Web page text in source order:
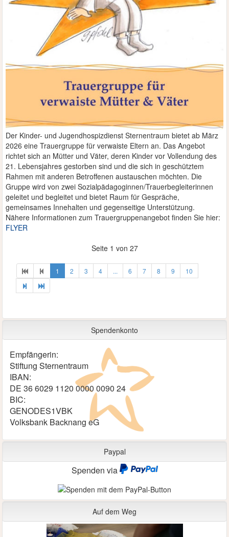
Der Kinder- und Jugendhospizdienst Sternentraum bietet ab März
2026 eine Trauergruppe für verwaiste Eltern an. Das Angebot
richtet sich an Mütter und Väter, deren Kinder vor Vollendung des
21. Lebensjahres gestorben sind und die sich in geschütztem
Rahmen mit anderen Betroffenen austauschen möchten. Die
Gruppe wird von zwei Sozialpädagoginnen/Trauerbegleiterinnen
geleitet und begleitet und bietet Raum für Gespräche,
gemeinsames Innehalten und gegenseitige Unterstützung.
Nähere Informationen zum Trauergruppenangebot finden Sie hier:
FLYER
Seite 1 von 27
1 2 3 4 ... 6 7 8 9 10
Spendenkonto
Empfängerin:
Stiftung Sternentraum
IBAN:
DE 36 6029 1120 0000 0090 24
BIC:
GENODES1VBK
Volksbank Backnang eG
Paypal
Spenden via
Auf dem Weg